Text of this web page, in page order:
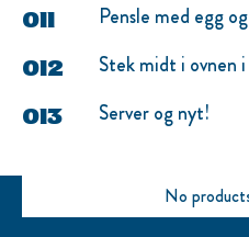
Pensle med egg
Stek midt i ovnen
Server og nyt!
No